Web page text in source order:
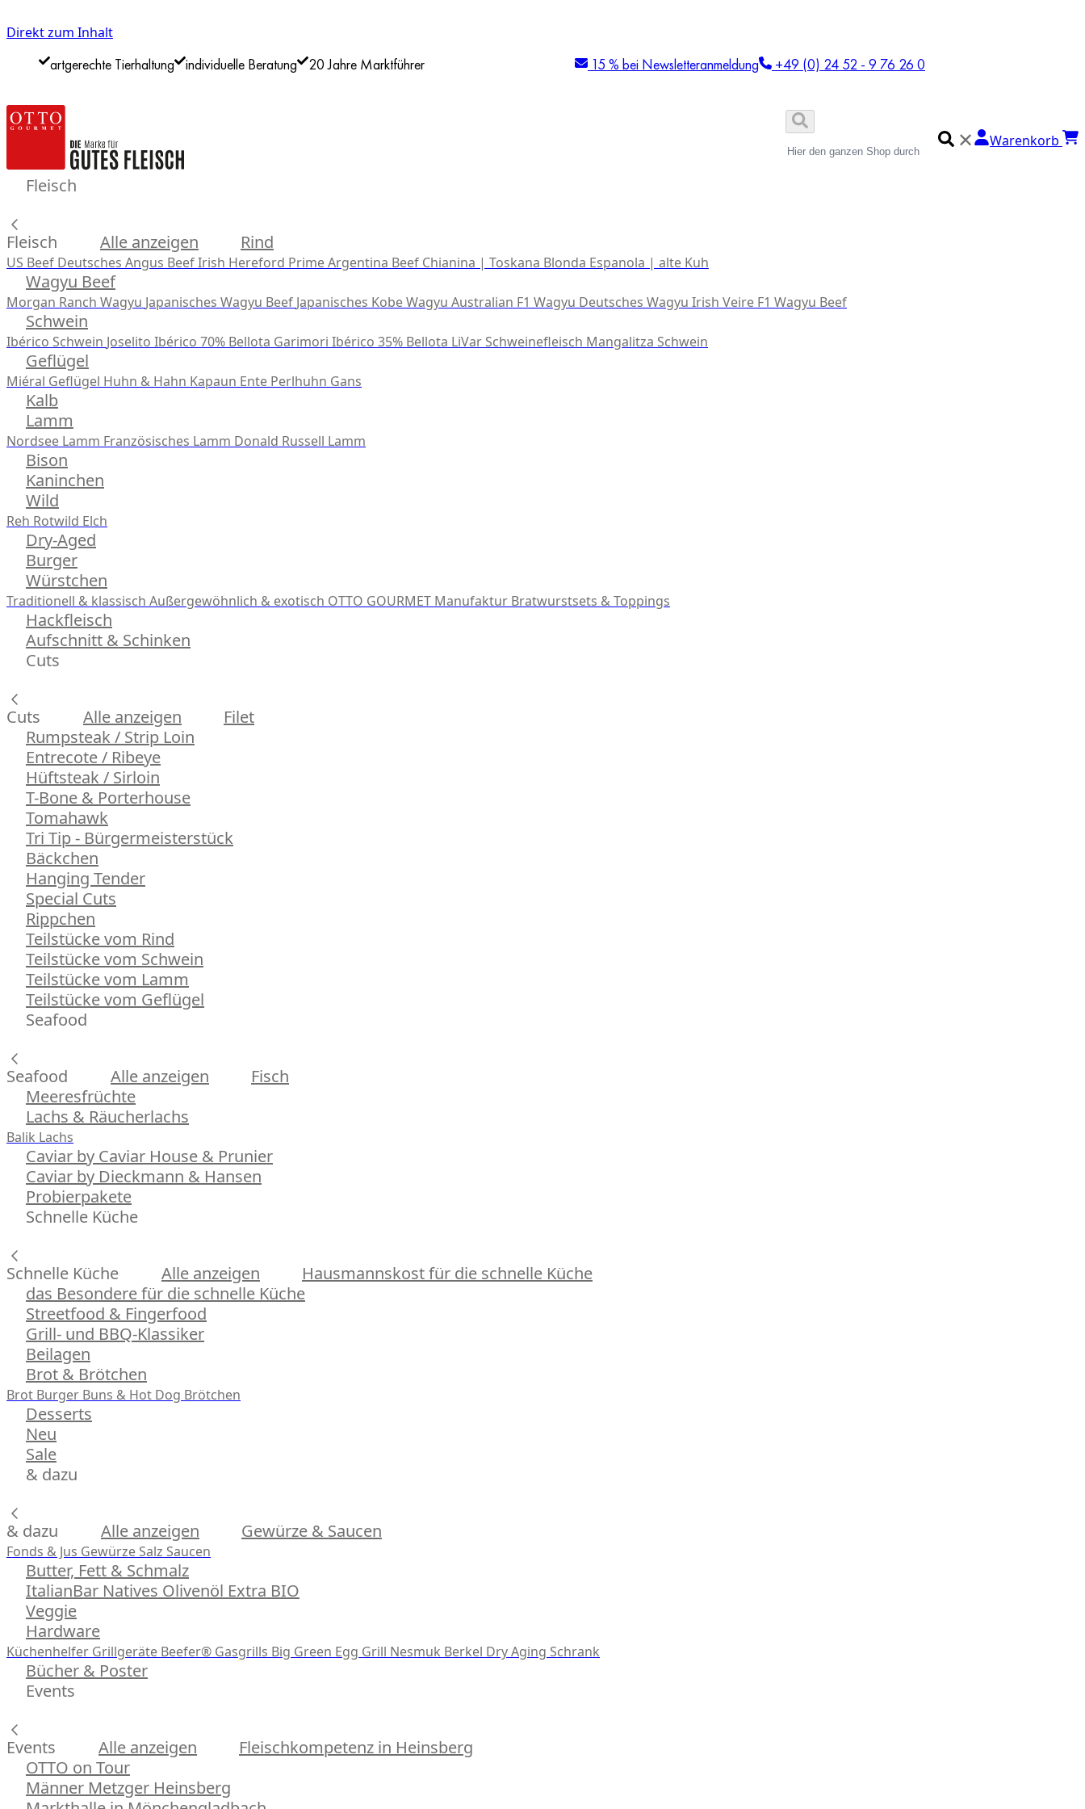
Direkt zum Inhalt
artgerechte Tierhaltung individuelle Beratung 20 Jahre Marktführer 15 % bei Newsletteranmeldung +49 (0) 24 52 - 9 76 26 0
✕ Warenkorb
Fleisch
Fleisch Alle anzeigen Rind
US Beef Deutsches Angus BeefIrish Hereford PrimeArgentina Beef Chianina | Toskana Blonda Espanola | alte Kuh
Wagyu Beef
Morgan Ranch Wagyu Japanisches Wagyu Beef Japanisches Kobe Wagyu Australian F1 Wagyu Deutsches Wagyu Irish Veire F1 Wagyu Beef
Schwein
Ibérico Schwein Joselito Ibérico 70% Bellota Garimori Ibérico 35% Bellota LiVar Schweinefleisch Mangalitza Schwein
Geflügel
Miéral Geflügel Huhn & Hahn Kapaun Ente Perlhuhn Gans
Kalb
Lamm
Nordsee Lamm Französisches Lamm Donald Russell Lamm
Bison
Kaninchen
Wild
Reh Rotwild Elch
Dry-Aged
Burger
Würstchen
Traditionell & klassisch Außergewöhnlich & exotisch OTTO GOURMET Manufaktur Bratwurstsets & Toppings
Hackfleisch
Aufschnitt & Schinken
Cuts
Cuts Alle anzeigen
Filet
Rumpsteak / Strip Loin
Entrecote / Ribeye
Hüftsteak / Sirloin
T-Bone & Porterhouse
Tomahawk
Tri Tip - Bürgermeisterstück
Bäckchen
Hanging Tender
Special Cuts
Rippchen
Teilstücke vom Rind
Teilstücke vom Schwein
Teilstücke vom Lamm
Teilstücke vom Geflügel
Seafood
Seafood Alle anzeigen
Fisch
Meeresfrüchte
Lachs & Räucherlachs
Balik Lachs
Caviar by Caviar House & Prunier
Caviar by Dieckmann & Hansen
Probierpakete
Schnelle Küche
Schnelle Küche Alle anzeigen
Hausmannskost für die schnelle Küche
das Besondere für die schnelle Küche
Streetfood & Fingerfood
Grill- und BBQ-Klassiker
Beilagen
Brot & Brötchen
Brot Burger Buns & Hot Dog Brötchen
Desserts
Neu
Sale
& dazu
& dazu Alle anzeigen Gewürze & Saucen
Fonds & Jus Gewürze Salz Saucen
Butter, Fett & Schmalz
ItalianBar Natives Olivenöl Extra BIO
Veggie
Hardware
Küchenhelfer Grillgeräte Beefer® Gasgrills Big Green Egg Grill Nesmuk Berkel Dry Aging Schrank
Bücher & Poster
Events
Events Alle anzeigen
Fleischkompetenz in Heinsberg
OTTO on Tour
Männer Metzger Heinsberg